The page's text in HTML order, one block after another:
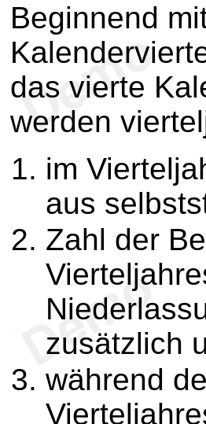
Beginnend
das vierte
werden
im
aus
Zahl der
zusätzlich
während